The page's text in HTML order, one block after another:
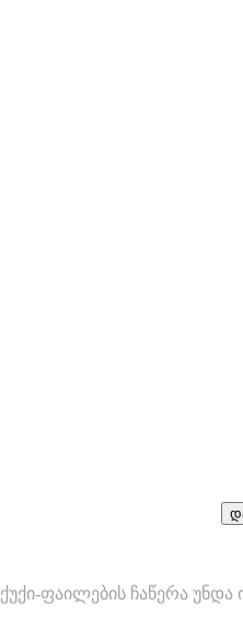
ქუქი-ფაილების ჩაწერა